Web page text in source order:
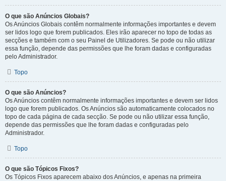
O que são Anúncios Globais?
Os Anúncios Globais contêm normalmente informações importantes e devem
ser lidos logo que forem publicados. Eles irão aparecer no topo de todas as
secções e também com o seu Painel de Utilizadores. Se pode ou não utilizar
essa função, depende das permissões que lhe foram dadas e configuradas
pelo Administrador.
Topo
O que são Anúncios?
Os Anúncios contêm normalmente informações importantes e devem ser lidos
logo que forem publicados. Os Anúncios são automaticamente colocados no
topo de cada página de cada secção. Se pode ou não utilizar essa função,
depende das permissões que lhe foram dadas e configuradas pelo
Administrador.
Topo
O que são Tópicos Fixos?
Os Tópicos Fixos aparecem abaixo dos Anúncios, e apenas na primeira